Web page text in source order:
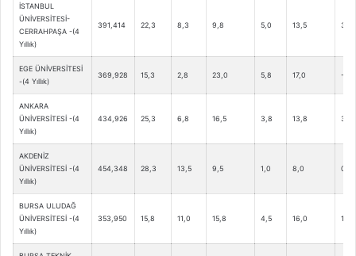
İSTANBUL
ÜNİVERSİTESİ-
CERRAHPAŞA -(4
Yıllık)
391,414 22,3 8,3 9,8 5,0 13,5 3,5
EGE ÜNİVERSİTESİ
-(4 Yıllık)
369,928 15,3 2,8 23,0 5,8 17,0 -0,5
ANKARA
ÜNİVERSİTESİ -(4
Yıllık)
434,926 25,3 6,8 16,5 3,8 13,8 3,5
AKDENİZ
ÜNİVERSİTESİ -(4
Yıllık)
454,348 28,3 13,5 9,5 1,0 8,0 0,3
BURSA ULUDAĞ
ÜNİVERSİTESİ -(4
Yıllık)
353,950 15,8 11,0 15,8 4,5 16,0 1,5